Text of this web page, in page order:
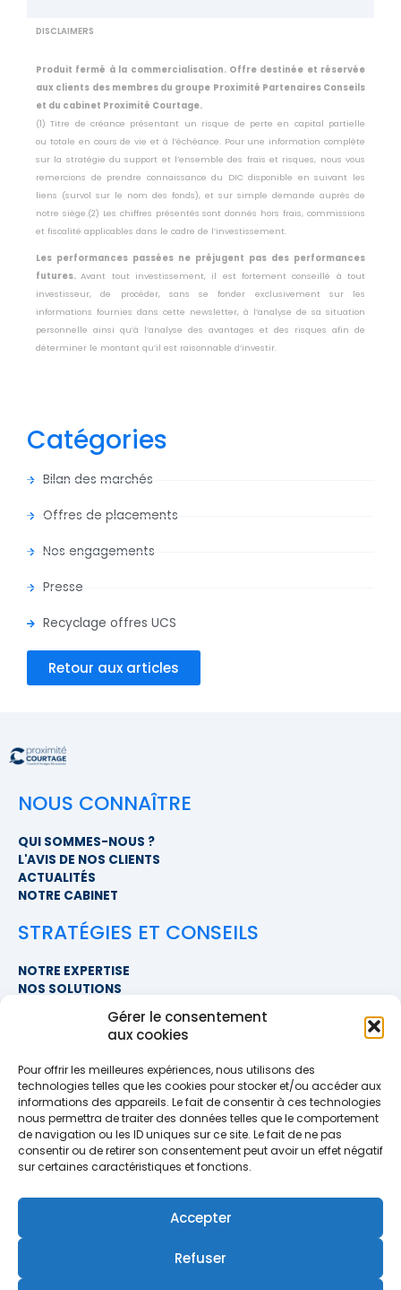
Gérer le consentement
aux cookies
Pour offrir les meilleures expériences, nous utilisons des
technologies telles que les cookies pour stocker et/ou accéder aux
informations des appareils. Le fait de consentir à ces technologies
nous permettra de traiter des données telles que le comportement
de navigation ou les ID uniques sur ce site. Le fait de ne pas
consentir ou de retirer son consentement peut avoir un effet négatif
sur certaines caractéristiques et fonctions.
Accepter
Refuser
DISCLAIMERS
Produit fermé à la commercialisation. Offre destinée et réservée
aux clients des membres du groupe Proximité Partenaires Conseils
et du cabinet Proximité Courtage.
(1) Titre de créance présentant un risque de perte en capital partielle
ou totale en cours de vie et à l’échéance. Pour une information complète
sur la stratégie du support et l’ensemble des frais et risques, nous vous
remercions de prendre connaissance du DIC disponible en suivant les
liens (survol sur le nom des fonds), et sur simple demande auprès de
notre siège.(2) Les chiffres présentés sont donnés hors frais, commissions
et fiscalité applicables dans le cadre de l’investissement.
Les performances passées ne préjugent pas des performances
futures.Avant tout investissement, il est fortement conseillé à tout
investisseur, de
procéder, sans se fonder exclusivement sur les
informations fournies dans cette newsletter, à l’analyse de sa situation
personnelle ainsi qu’à l’analyse des avantages et des risques afin de
déterminer le montant qu’il est raisonnable d’investir.
Catégories
Bilan des marchés
Offres de placements
Nos engagements
Presse
Recyclage offres UCS
Retour aux articles
NOUS CONNAÎTRE
QUI SOMMES-NOUS ?
L'AVIS DE NOS CLIENTS
ACTUALITÉS
NOTRE CABINET
STRATÉGIES ET CONSEILS
NOTRE EXPERTISE
NOS SOLUTIONS
NOUS CONTACTER
SIÈGE SOCIAL
PROXIMITÉ COURTAGE
678 BOULEVARD DES HUNAUDIÈRES
72230 RUAUDIN
TÉLÉPHONE >> AFFICHER LE NUMÉRO <<
EMAIL
contact@proximite-courtage.fr
Formulaire de contact